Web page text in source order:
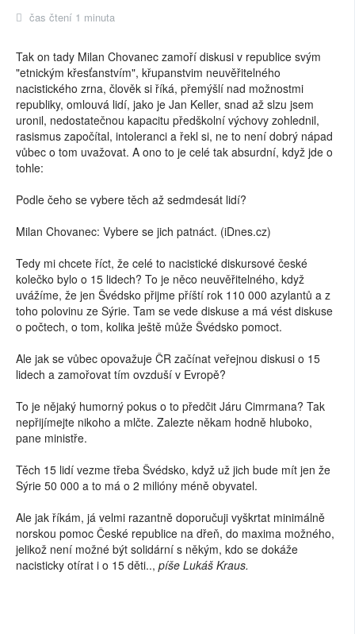
čas čtení 1 minuta
Tak on tady Milan Chovanec zamoří diskusi v republice svým
"etnickým křesťanstvím", křupanstvim neuvěřitelného
nacistického zrna, člověk si říká, přemýšlí nad možnostmi
republiky, omlouvá lidí, jako je Jan Keller, snad až slzu jsem
uronil, nedostatečnou kapacitu předškolní výchovy zohlednil,
rasismus započítal, intoleranci a řekl si, ne to není dobrý nápad
vůbec o tom uvažovat. A ono to je celé tak absurdní, když jde o
tohle:
Podle čeho se vybere těch až sedmdesát lidí?
Milan Chovanec: Vybere se jich patnáct. (iDnes.cz)
Tedy mi chcete říct, že celé to nacistické diskursové české
kolečko bylo o 15 lidech? To je něco neuvěřitelného, když
uvážíme, že jen Švédsko přijme příští rok 110 000 azylantů a z
toho polovinu ze Sýrie. Tam se vede diskuse a má vést diskuse
o počtech, o tom, kolika ještě může Švédsko pomoct.
Ale jak se vůbec opovažuje ČR začínat veřejnou diskusi o 15
lidech a zamořovat tím ovzduší v Evropě?
To je nějaký humorný pokus o to předčit Járu Cimrmana? Tak
nepřijímejte nikoho a mlčte. Zalezte někam hodně hluboko,
pane ministře.
Těch 15 lidí vezme třeba Švédsko, když už jich bude mít jen že
Sýrie 50 000 a to má o 2 milióny méně obyvatel.
Ale jak říkám, já velmi razantně doporučuji vyškrtat minimálně
norskou pomoc České republice na dřeň, do maxima možného,
jelikož není možné být solidární s někým, kdo se dokáže
nacisticky otírat i o 15 děti.., píše Lukáš Kraus.